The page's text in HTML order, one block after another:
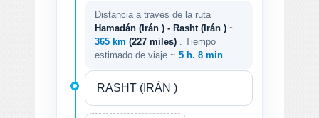
Distancia a través de la ruta
Hamadán (Irán ) - Rasht (Irán ) ~
365 km (227 miles)
. Tiempo
estimado de viaje ~ 5 h. 8 min